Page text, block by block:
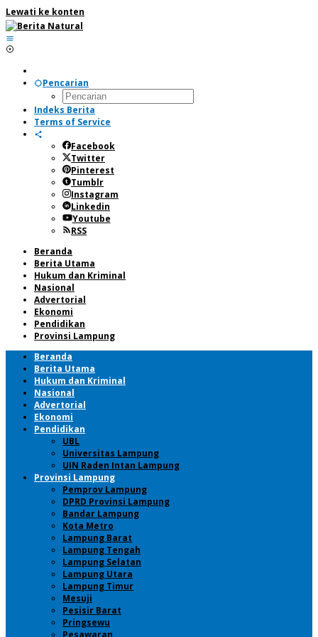
Lewati ke konten
Pencarian
Indeks Berita
Terms of Service
Facebook
Twitter
Pinterest
Tumblr
Instagram
Linkedin
Youtube
RSS
Beranda
Berita Utama
Hukum dan Kriminal
Nasional
Advertorial
Ekonomi
Pendidikan
Provinsi Lampung
Beranda
Berita Utama
Hukum dan Kriminal
Nasional
Advertorial
Ekonomi
Pendidikan
UBL
Universitas Lampung
UIN Raden Intan Lampung
Provinsi Lampung
Pemprov Lampung
DPRD Provinsi Lampung
Bandar Lampung
Kota Metro
Lampung Barat
Lampung Tengah
Lampung Selatan
Lampung Utara
Lampung Timur
Mesuji
Pesisir Barat
Pringsewu
Pesawaran